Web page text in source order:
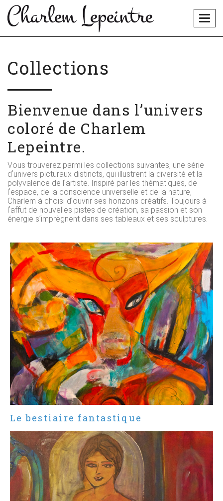
Collections
Bienvenue dans lʼunivers
coloré de Charlem
Lepeintre.
Vous trouverez parmi les collections suivantes, une série
dʼunivers picturaux distincts, qui illustrent la diversité et la
polyvalence de lʼartiste. Inspiré par les thématiques, de
lʼespace, de la conscience universelle et de la nature,
Charlem à choisi dʼouvrir ses horizons créatifs. Toujours à
lʼaffut de nouvelles pistes de création, sa passion et son
énergie sʼimprègnent dans ses tableaux et ses sculptures.
Le bestiaire fantastique